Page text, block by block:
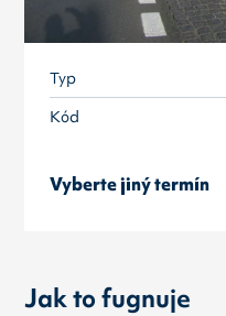
Typ
Kód
Vyberte jiný termín
Jak to fugnuje